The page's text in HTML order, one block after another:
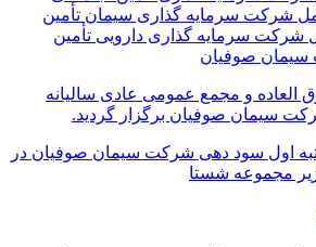
شرکت سرمایه گذاری سیمان تأمین
شرکت سرمایه گذاری دارویی تأمین
سیمان صوفیان
و مجمع عمومی عادی سالیانه
سیمان صوفیان برگزار گردید.
اول سود دهی شرکت سیمان صوفیان در
مجموعه شستا